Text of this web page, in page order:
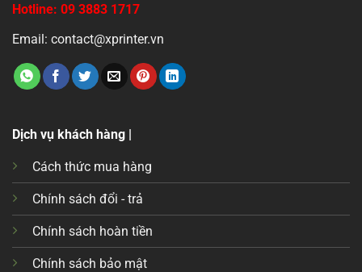
Hotline: 09 3883 1717
Email: contact@xprinter.vn
Dịch vụ khách hàng |
Cách thức mua hàng
Chính sách đổi - trả
Chính sách hoàn tiền
Chính sách bảo mật